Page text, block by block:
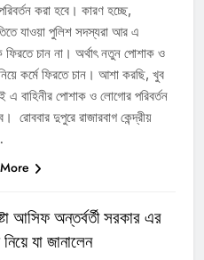
করা হবে। কারণ হচ্ছে,
যাওয়া পুলিশ সদস্যরা আর এ
ফিরতে চান না। অর্থাৎ নতুন পোশাক ও
কর্মে ফিরতে চান। আশা করছি, খুব
এ বাহিনীর পোশাক ও লোগোর পরিবর্তন
রোববার দুপুরে রাজারবাগ কেন্দ্রীয়
আসিফ অন্তর্বর্তী সরকার এর
যা জানালেন